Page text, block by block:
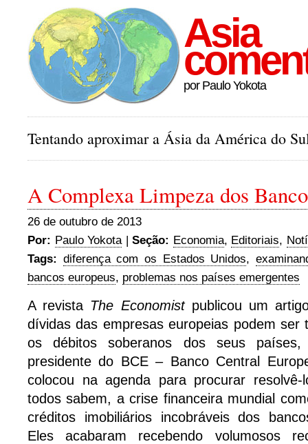
Asia
por Paulo Yokota
Tentando aproximar a Ásia da América do
A Complexa Limpeza dos
26 de outubro de 2013
Por: Paulo Yokota| Seção: Economia, Editoriais,
Tags: diferença com os Estados Unidos,
bancos europeus, problemas nos países emergentes
A revista The Economist publicou um
dívidas das empresas europeias podem ser
os débitos soberanos dos seus
presidente do BCE – Banco Central
colocou na agenda para procurar
todos sabem, a crise financeira mundial
créditos imobiliários incobráveis dos
Eles acabaram recebendo volumosos